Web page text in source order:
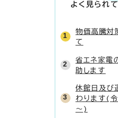
よく見られ
物価高騰対
て
省エネ家電
助します
休館日及び
わります(
～)